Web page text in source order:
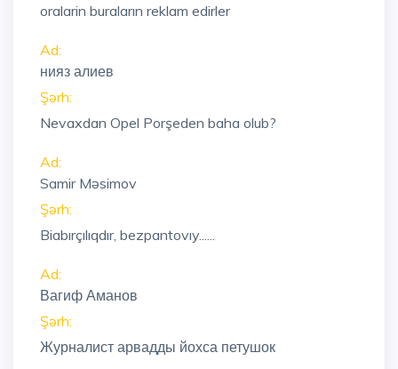
oralarin buraların reklam edirler
Ad:
нияз алиев
Şərh:
Nevaxdan Opel Porşeden baha olub?
Ad:
Samir Məsimov
Şərh:
Biabırçılıqdır, bezpantovıy......
Ad:
Вагиф Аманов
Şərh:
Журналист арвадды йохса петушок